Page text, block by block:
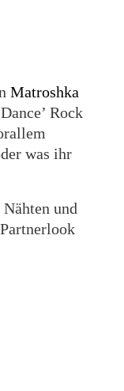
Matroshka
Rock
was ihr
und